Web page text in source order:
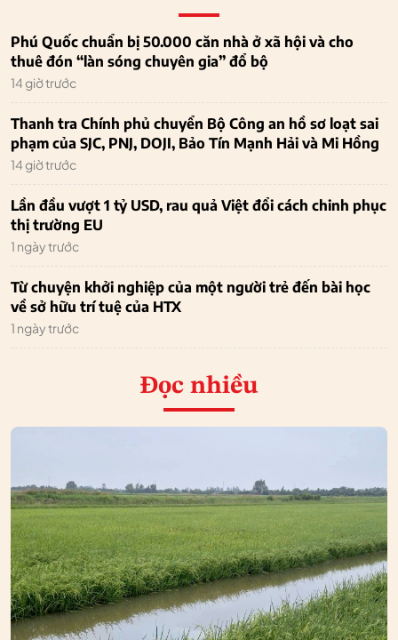
Phú Quốc chuẩn bị 50.000 căn nhà ở xã hội và cho
thuê đón “làn sóng chuyên gia” đổ bộ
14 giờ trước
Thanh tra Chính phủ chuyển Bộ Công an hồ sơ loạt sai
phạm của SJC, PNJ, DOJI, Bảo Tín Mạnh Hải và Mi Hồng
14 giờ trước
Lần đầu vượt 1 tỷ USD, rau quả Việt đổi cách chinh phục
thị trường EU
1 ngày trước
Từ chuyện khởi nghiệp của một người trẻ đến bài học
về sở hữu trí tuệ của HTX
1 ngày trước
Đọc nhiều